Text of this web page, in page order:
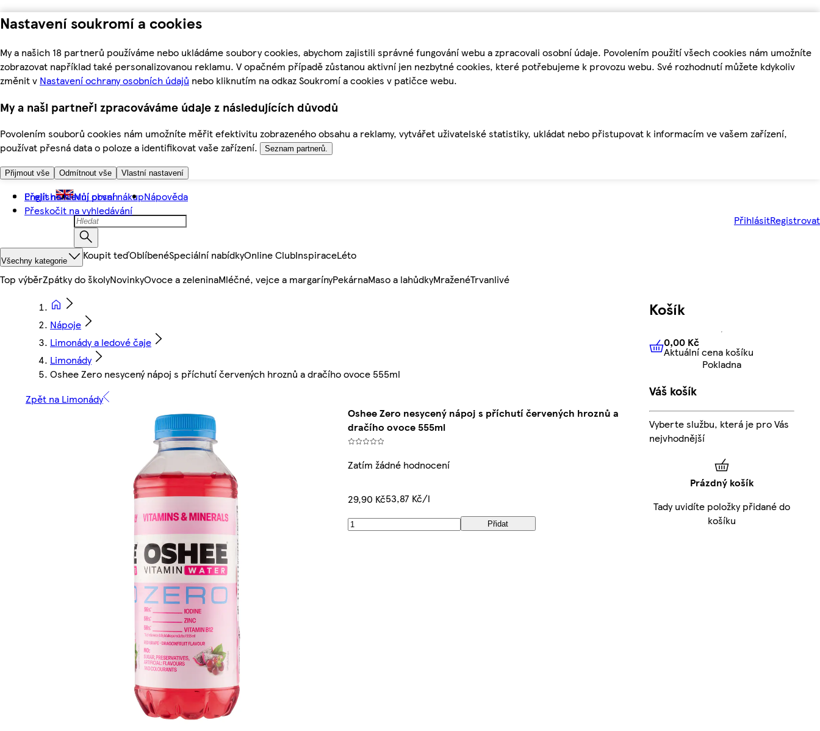
Nastavení soukromí a cookies
My a našich 18 partnerů používáme nebo ukládáme soubory cookies, abychom zajistili správné fungování webu a zpracovali osobní údaje. Povolením použití všech cookies nám umožníte
zobrazovat například také personalizovanou reklamu. V opačném případě zůstanou aktivní jen nezbytné cookies, které potřebujeme k provozu webu. Své rozhodnutí můžete kdykoliv
změnit v Nastavení ochrany osobních údajů nebo kliknutím na odkaz Soukromí a cookies v patičce webu.
My a naši partneři zpracováváme údaje z následujících důvodů
Povolením souborů cookies nám umožníte měřit efektivitu zobrazeného obsahu a reklamy, vytvářet uživatelské statistiky, ukládat nebo přistupovat k informacím ve vašem zařízení,
používat přesná data o poloze a identifikovat vaše zařízení.
Seznam partnerů.
Přijmout vše Odmítnout vše Vlastní nastavení
Přejít na hlavní obsah
Přeskočit na vyhledávání
English Můj první nákupNápověda
PřihlásitRegistrovat
Všechny kategorie Koupit teďOblíbenéSpeciální nabídkyOnline ClubInspiraceLéto
Top výběrZpátky do školyNovinkyOvoce a zeleninaMléčné, vejce a margarínyPekárnaMaso a lahůdkyMraženéTrvanlivé
Nápoje
Limonády a ledové čaje
Limonády
Oshee Zero nesycený nápoj s příchutí červených hroznů a dračího ovoce 555ml
Zpět na Limonády
Oshee Zero nesycený nápoj s příchutí červených hroznů a
dračího ovoce 555ml
Zatím žádné hodnocení
29,90 Kč53,87 Kč/l
Přidat
Košík
0,00 KčAktuální cena košíku
0,00 Kč
Aktuální cena košíku
Pokladna
Váš košík
Vyberte službu, která je pro Vás
nejvhodnější
Prázdný košík
Tady uvidíte položky přidané do
košíku